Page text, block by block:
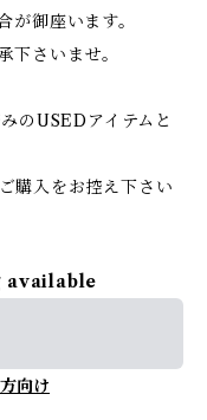
御座います。
さいませ。
のUSEDアイテムと
購入をお控え下さい
available
向け